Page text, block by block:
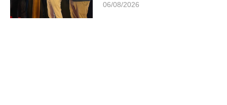
06/08/2026